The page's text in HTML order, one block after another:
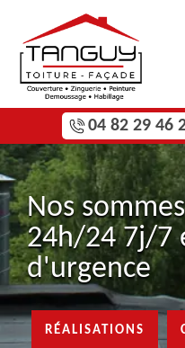
04 82 29 46
Nos
24h/24 7j/7
d'urgence
RÉALISATIONS